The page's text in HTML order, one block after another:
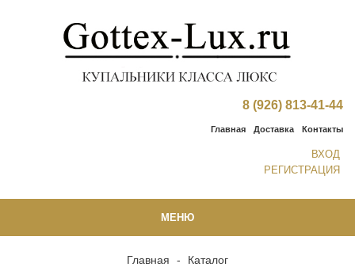
8 (926) 813-41-44
Главная Доставка Контакты
ВХОД
РЕГИСТРАЦИЯ
МЕНЮ
Главная - Каталог